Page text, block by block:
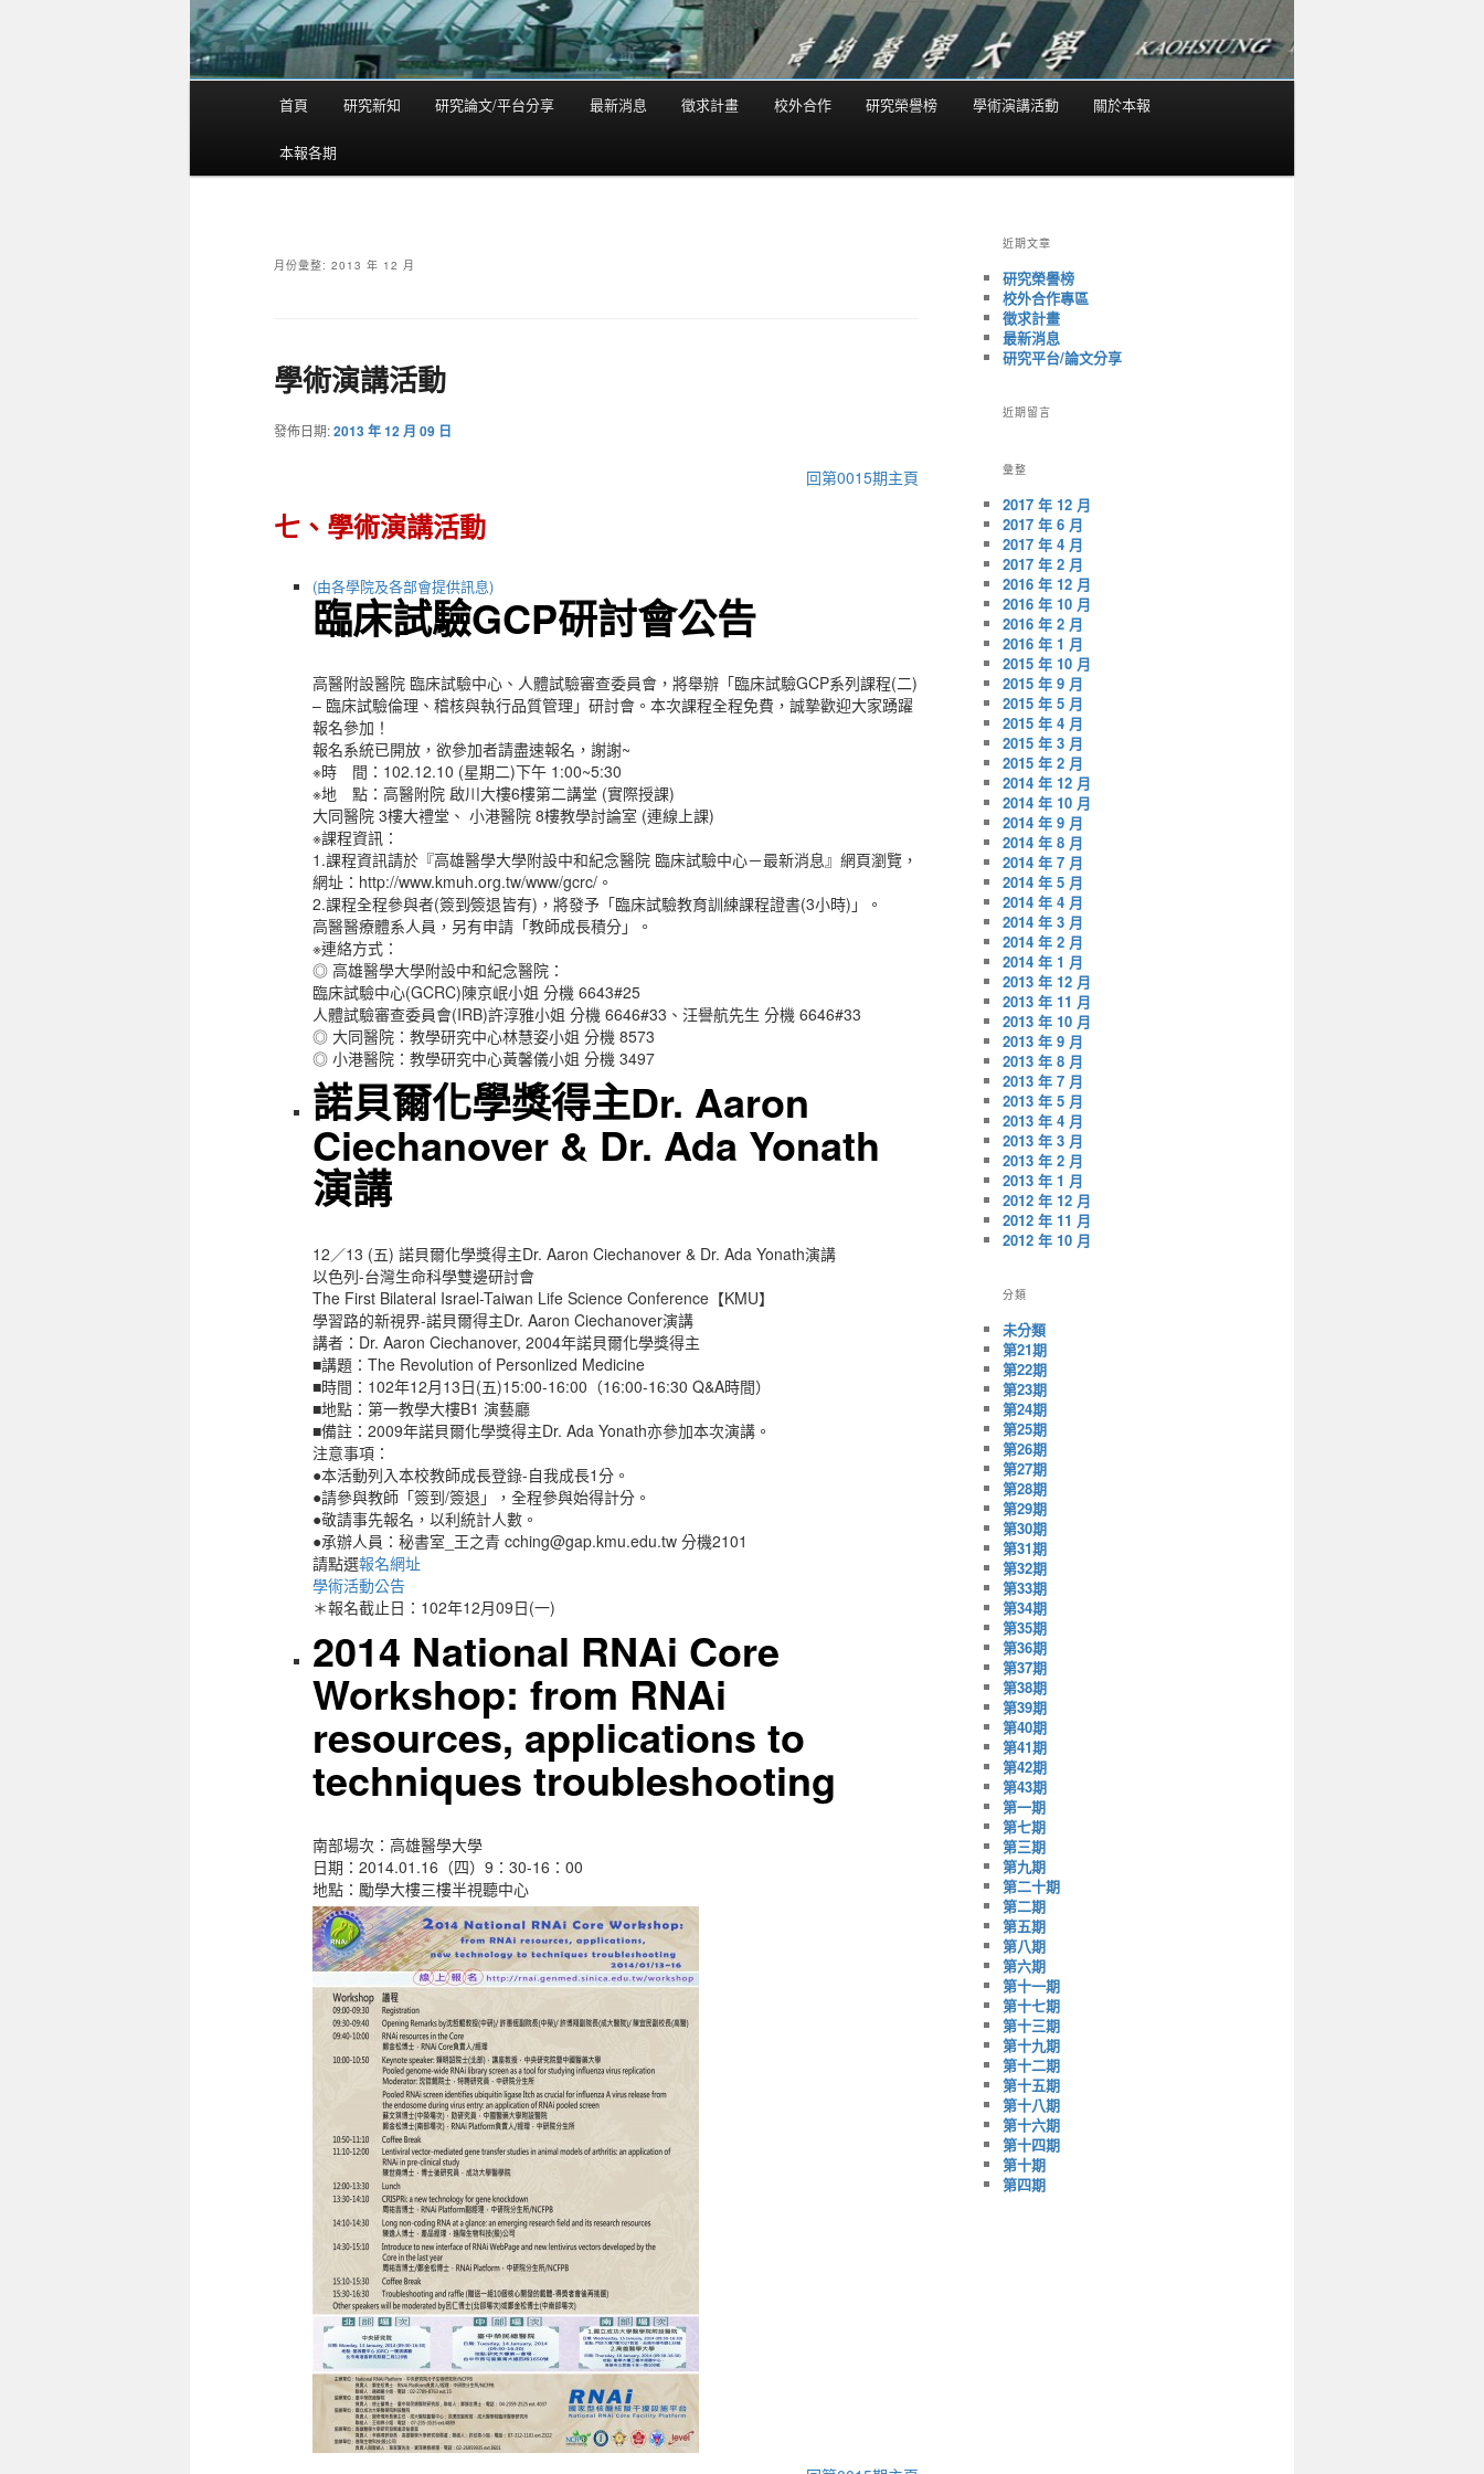
選
首頁 研究新知 研究論文/平台分享 最新消息 徵求計畫 校外合作 研究榮譽榜 學術演講活動 關於本報
本報各期
月份彙整: 2013 年 12 月
學術演講活動
發佈日期:2013 年 12 月 09 日
回第0015期主頁
七、學術演講活動
(由各學院及各部會提供訊息)
臨床試驗GCP研討會公告
高醫附設醫院 臨床試驗中心、人體試驗審查委員會，將舉辦「臨床試驗GCP系列課程(二)
– 臨床試驗倫理、稽核與執行品質管理」研討會。本次課程全程免費，誠摯歡迎大家踴躍
報名參加！
報名系統已開放，欲參加者請盡速報名，謝謝~
※時 間：102.12.10 (星期二)下午 1:00~5:30
※地 點：高醫附院 啟川大樓6樓第二講堂 (實際授課)
大同醫院 3樓大禮堂、 小港醫院 8樓教學討論室 (連線上課)
※課程資訊：
1.課程資訊請於『高雄醫學大學附設中和紀念醫院 臨床試驗中心－最新消息』網頁瀏覽，
網址：http://www.kmuh.org.tw/www/gcrc/。
2.課程全程參與者(簽到∕簽退皆有)，將發予「臨床試驗教育訓練課程證書(3小時)」。
高醫醫療體系人員，另有申請「教師成長積分」。
※連絡方式：
◎ 高雄醫學大學附設中和紀念醫院：
臨床試驗中心(GCRC)陳京岷小姐 分機 6643#25
人體試驗審查委員會(IRB)許淳雅小姐 分機 6646#33、汪譽航先生 分機 6646#33
◎ 大同醫院：教學研究中心林慧姿小姐 分機 8573
◎ 小港醫院：教學研究中心黃馨儀小姐 分機 3497
諾貝爾化學獎得主Dr. Aaron
Ciechanover & Dr. Ada Yonath
演講
12／13 (五) 諾貝爾化學獎得主Dr. Aaron Ciechanover & Dr. Ada Yonath演講
以色列-台灣生命科學雙邊研討會
The First Bilateral Israel-Taiwan Life Science Conference【KMU】
學習路的新視界-諾貝爾得主Dr. Aaron Ciechanover演講
講者：Dr. Aaron Ciechanover, 2004年諾貝爾化學獎得主
■講題：The Revolution of Personlized Medicine
■時間：102年12月13日(五)15:00-16:00（16:00-16:30 Q&A時間）
■地點：第一教學大樓B1 演藝廳
■備註：2009年諾貝爾化學獎得主Dr. Ada Yonath亦參加本次演講。
注意事項：
●本活動列入本校教師成長登錄-自我成長1分。
●請參與教師「簽到/簽退」，全程參與始得計分。
●敬請事先報名，以利統計人數。
●承辦人員：秘書室_王之青 cching@gap.kmu.edu.tw 分機2101
請點選報名網址
學術活動公告
＊報名截止日：102年12月09日(一)
2014 National RNAi Core
Workshop: from RNAi
resources, applications to
techniques troubleshooting
南部場次：高雄醫學大學
日期：2014.01.16（四）9：30-16：00
地點：勵學大樓三樓半視聽中心
近期文章
研究榮譽榜
校外合作專區
徵求計畫
最新消息
研究平台/論文分享
近期留言
彙整
2017 年 12 月
2017 年 6 月
2017 年 4 月
2017 年 2 月
2016 年 12 月
2016 年 10 月
2016 年 2 月
2016 年 1 月
2015 年 10 月
2015 年 9 月
2015 年 5 月
2015 年 4 月
2015 年 3 月
2015 年 2 月
2014 年 12 月
2014 年 10 月
2014 年 9 月
2014 年 8 月
2014 年 7 月
2014 年 5 月
2014 年 4 月
2014 年 3 月
2014 年 2 月
2014 年 1 月
2013 年 12 月
2013 年 11 月
2013 年 10 月
2013 年 9 月
2013 年 8 月
2013 年 7 月
2013 年 5 月
2013 年 4 月
2013 年 3 月
2013 年 2 月
2013 年 1 月
2012 年 12 月
2012 年 11 月
2012 年 10 月
分類
未分類
第21期
第22期
第23期
第24期
第25期
第26期
第27期
第28期
第29期
第30期
第31期
第32期
第33期
第34期
第35期
第36期
第37期
第38期
第39期
第40期
第41期
第42期
第43期
第一期
第七期
第三期
第九期
第二十期
第二期
第五期
第八期
第六期
第十一期
第十七期
第十三期
第十九期
第十二期
第十五期
第十八期
第十六期
第十四期
第十期
第四期